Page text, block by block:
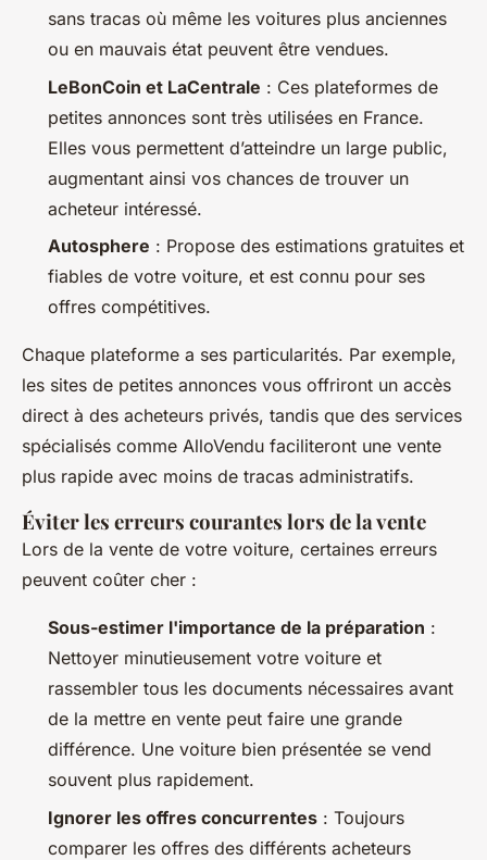
sans tracas où même les voitures plus anciennes
ou en mauvais état peuvent être vendues.
LeBonCoin et LaCentrale : Ces plateformes de
petites annonces sont très utilisées en France.
Elles vous permettent d’atteindre un large public,
augmentant ainsi vos chances de trouver un
acheteur intéressé.
Autosphere : Propose des estimations gratuites et
fiables de votre voiture, et est connu pour ses
offres compétitives.
Chaque plateforme a ses particularités. Par exemple,
les sites de petites annonces vous offriront un accès
direct à des acheteurs privés, tandis que des services
spécialisés comme AlloVendu faciliteront une vente
plus rapide avec moins de tracas administratifs.
Éviter les erreurs courantes lors de la vente
Lors de la vente de votre voiture, certaines erreurs
peuvent coûter cher :
Sous-estimer l'importance de la préparation :
Nettoyer minutieusement votre voiture et
rassembler tous les documents nécessaires avant
de la mettre en vente peut faire une grande
différence. Une voiture bien présentée se vend
souvent plus rapidement.
Ignorer les offres concurrentes : Toujours
comparer les offres des différents acheteurs